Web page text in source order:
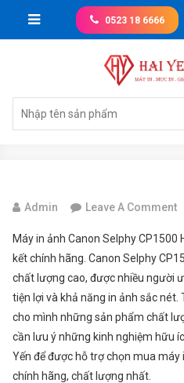
0523 18 6666
Giá tốt nhất thị trường
Admin Leave A Comment
Máy in ảnh Canon Selphy CP1500
kết chính hãng. Canon Selphy
chất lượng cao, được nhiều người
tiện lợi và khả năng in ảnh sắc
cho mình những sản phẩm chất
cần lưu ý những kinh nghiệm hữu
Yến để được hỗ trợ chọn mua máy
chính hãng, chất lượng nhất.